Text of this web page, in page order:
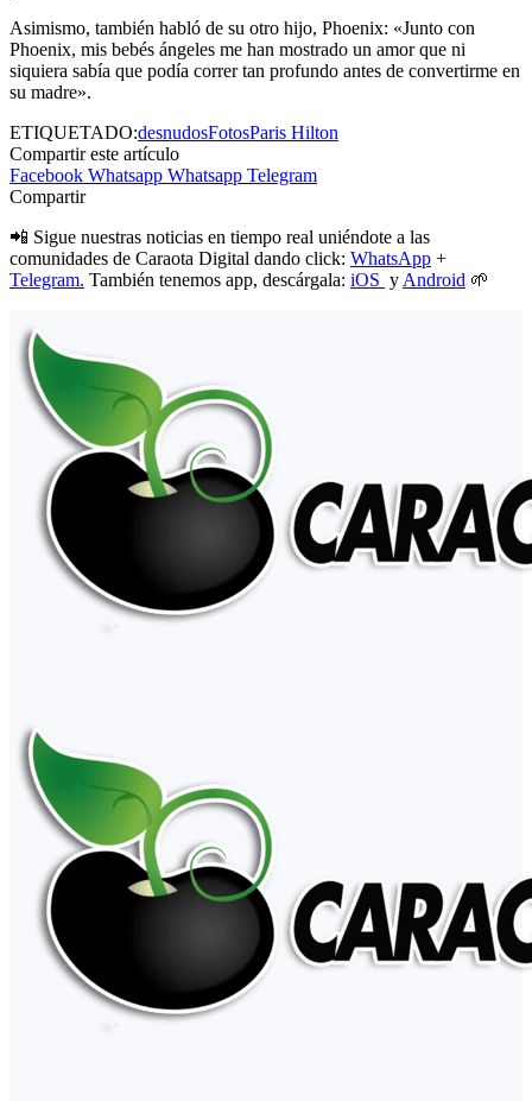
Asimismo, también habló de su otro hijo, Phoenix: «Junto con
Phoenix, mis bebés ángeles me han mostrado un amor que ni
siquiera sabía que podía correr tan profundo antes de convertirme en
su madre».
ETIQUETADO:desnudosFotosParis Hilton
Compartir este artículo
Facebook Whatsapp Whatsapp Telegram
Compartir
📲 Sigue nuestras noticias en tiempo real uniéndote a las
comunidades de Caraota Digital dando click: WhatsApp +
Telegram. También tenemos app, descárgala: iOS y Android 🌱